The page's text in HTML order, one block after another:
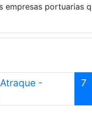
empresas portuarias
-
7